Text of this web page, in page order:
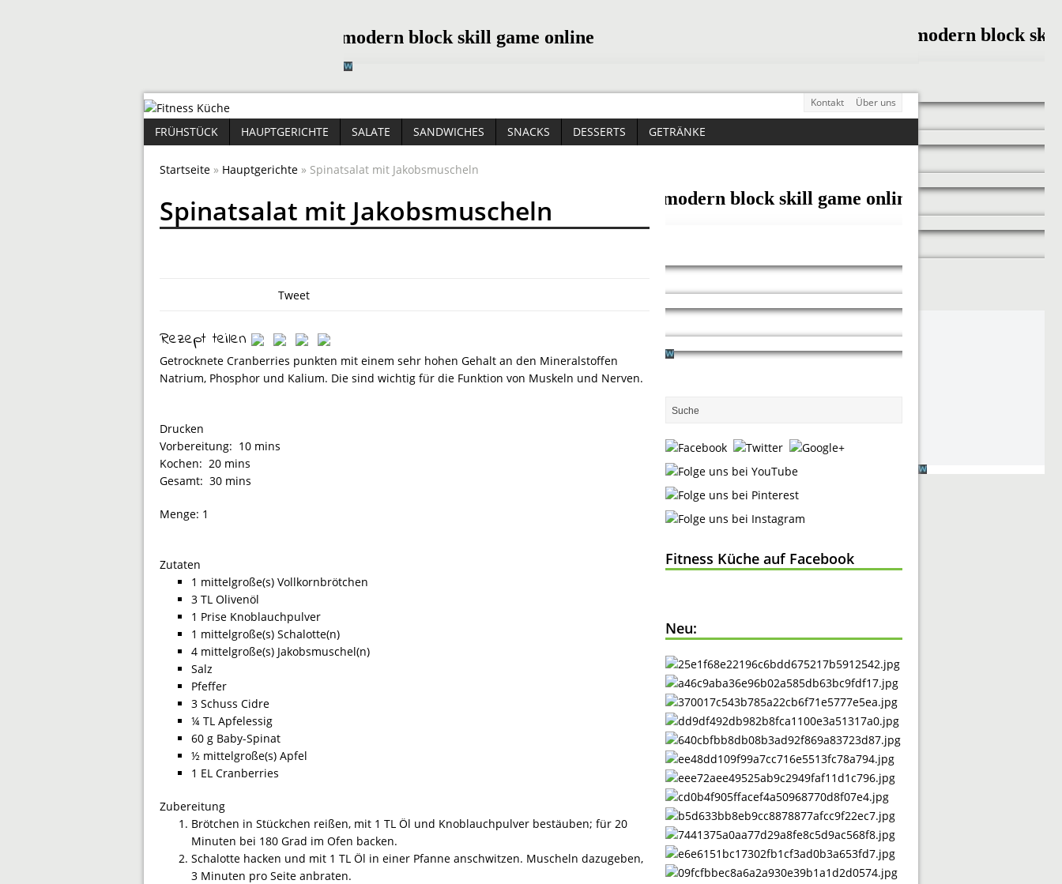
Kontakt Über uns
FRÜHSTÜCK HAUPTGERICHTE SALATE SANDWICHES SNACKS DESSERTS GETRÄNKE
Startseite » Hauptgerichte » Spinatsalat mit Jakobsmuscheln
Spinatsalat mit Jakobsmuscheln
Tweet
Rezept teilen
Getrocknete Cranberries punkten mit einem sehr hohen Gehalt an den Mineralstoffen
Natrium, Phosphor und Kalium. Die sind wichtig für die Funktion von Muskeln und Nerven.
Drucken
Vorbereitung: 10 mins
Kochen: 20 mins
Gesamt: 30 mins
Menge: 1
Zutaten
1 mittelgroße(s) Vollkornbrötchen
3 TL Olivenöl
1 Prise Knoblauchpulver
1 mittelgroße(s) Schalotte(n)
4 mittelgroße(s) Jakobsmuschel(n)
Salz
Pfeffer
3 Schuss Cidre
¼ TL Apfelessig
60 g Baby-Spinat
½ mittelgroße(s) Apfel
1 EL Cranberries
Zubereitung
Brötchen in Stückchen reißen, mit 1 TL Öl und Knoblauchpulver bestäuben; für 20
Minuten bei 180 Grad im Ofen backen.
Schalotte hacken und mit 1 TL Öl in einer Pfanne anschwitzen. Muscheln dazugeben,
3 Minuten pro Seite anbraten.
Fitness Küche auf Facebook
Neu: